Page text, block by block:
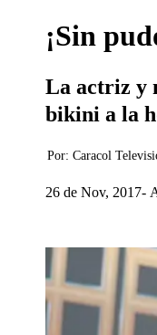
¡Sin
La actriz y
bikini a la
Por: Caracol
26 de Nov, 2017